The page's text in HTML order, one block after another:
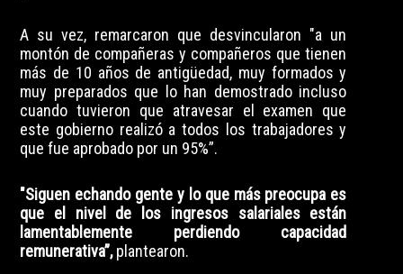
A su vez, remarcaron que desvincularon "a un
montón de compañeras y compañeros que tienen
más de 10 años de antigüedad, muy formados y
muy preparados que lo han demostrado incluso
cuando tuvieron que atravesar el examen que
este gobierno realizó a todos los trabajadores y
que fue aprobado por un 95%”.
"Siguen echando gente y lo que más preocupa es
que el nivel de los ingresos salariales están
lamentablemente perdiendo capacidad
remunerativa”,plantearon.